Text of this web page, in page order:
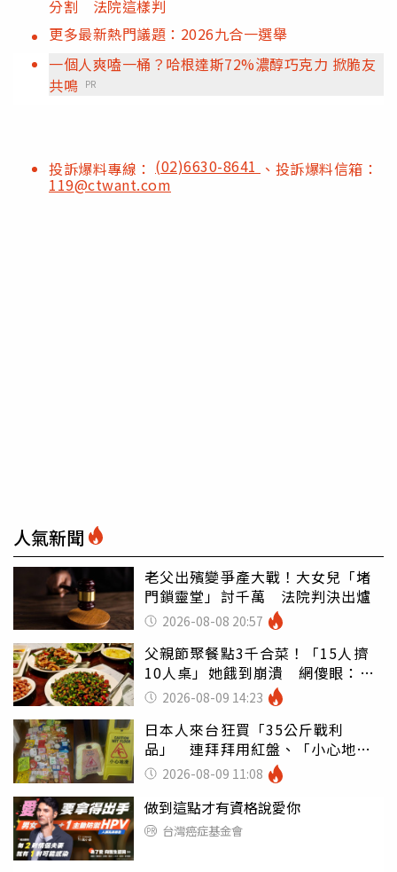
分割 法院這樣判
更多最新熱門議題：2026九合一選舉
一個人爽嗑一桶？哈根達斯72%濃醇巧克力 掀脆友
共鳴 PR
投訴爆料專線： (02)6630-8641 、投訴爆料信箱：
119@ctwant.com
人氣新聞
老父出殯變爭產大戰！大女兒「堵
門鎖靈堂」討千萬 法院判決出爐
2026-08-08 20:57
父親節聚餐點3千合菜！「15人擠
10人桌」她餓到崩潰 網傻眼：讓
店家看笑話
2026-08-09 14:23
日本人來台狂買「35公斤戰利
品」 連拜拜用紅盤、「小心地
滑」告示牌也帶回家
2026-08-09 11:08
做到這點才有資格說愛你
台灣癌症基金會